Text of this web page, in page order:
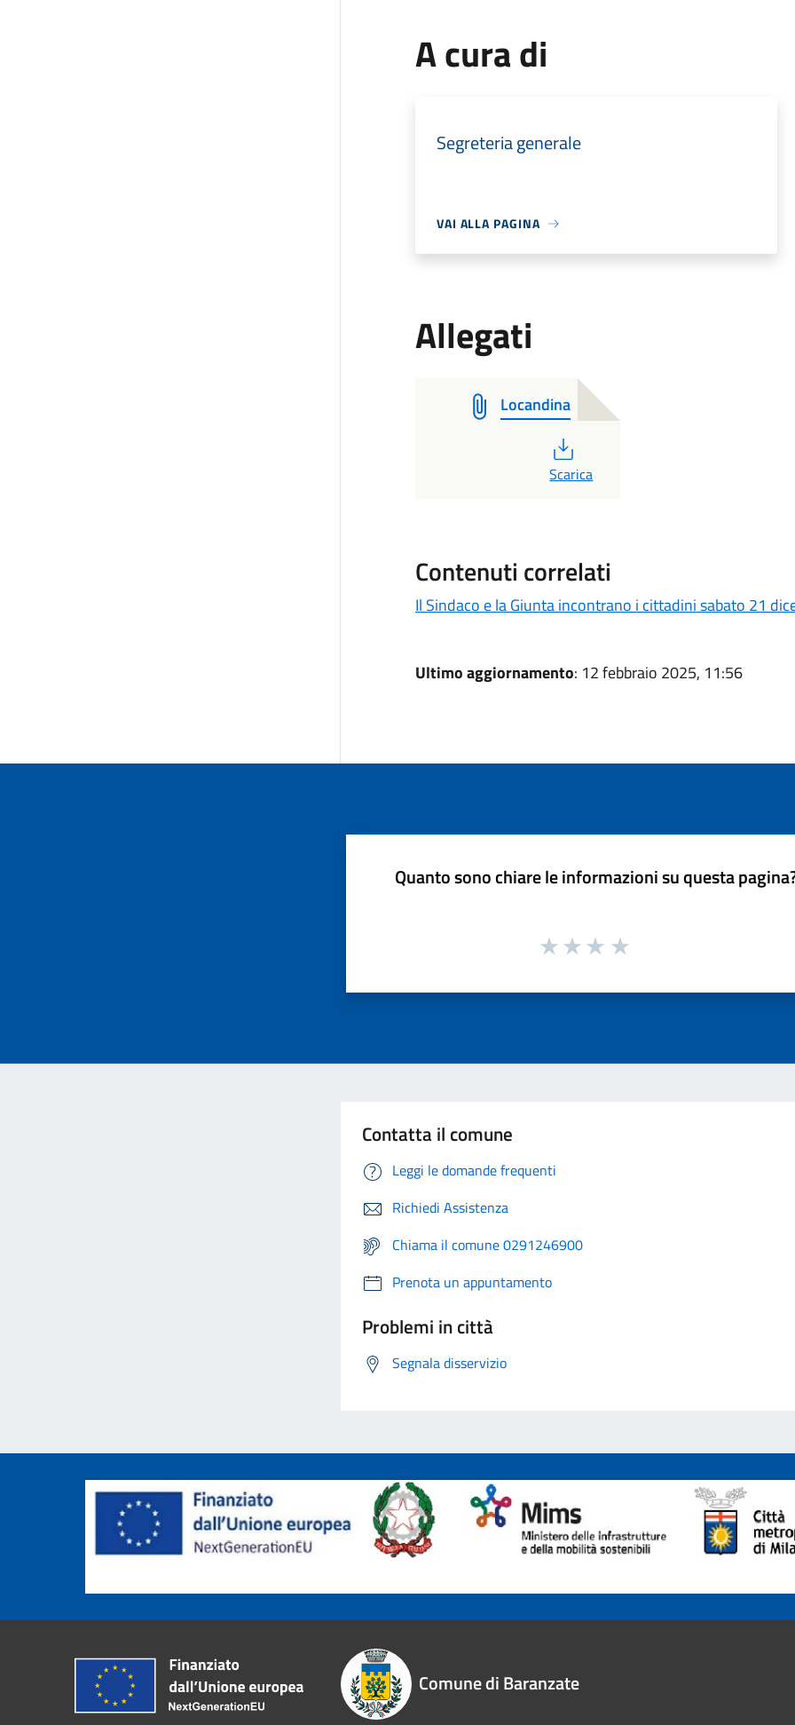
A cura di
Segreteria generale
VAI ALLA PAGINA
Allegati
Locandina
PDF
Scarica
Contenuti correlati
Il Sindaco e la Giunta incontrano i cittadini sabato 21
Ultimo aggiornamento: 12 febbraio 2025, 11:56
Quanto sono chiare le informazioni su questa
Contatta il comune
Leggi le domande frequenti
Richiedi Assistenza
Chiama il comune 0291246900
Prenota un appuntamento
Problemi in città
Segnala disservizio
Comune di Baranzate